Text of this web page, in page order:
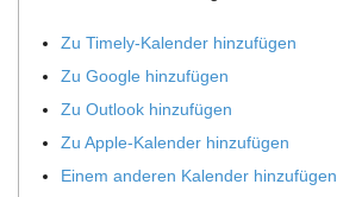
R
E
Zu Timely-Kalen­der hinzufügen
Zu Google hinzufügen
Zu Out­look hinzufügen
Zu Apple-Kalen­der hinzufügen
Einem ande­ren Kalen­der hinzufügen